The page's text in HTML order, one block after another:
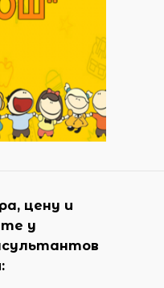
цену и
у